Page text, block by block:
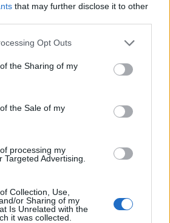
that may further disclose it to other
Opt Outs
the Sharing of my
the Sale of my
processing my
Targeted Advertising.
Collection, Use,
or Sharing of my
Is Unrelated with the
it was collected.
jarleb för 23 timmar sedan Projekt
Marurb1 onsdag 23:42 Projekt
Honda Civic Aerodeck
Xebers76 onsdag 20:48 Projekt
2 svar
KenthIJ2 för 1 timme sedan